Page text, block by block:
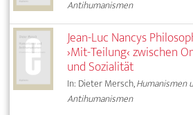
Antihumanismen
Jean-Luc Nancys
›Mit-Teilung‹ zwischen
und Sozialität
In: Dieter Mersch,Humanismen
Antihumanismen